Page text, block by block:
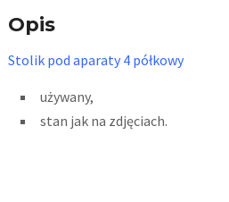
Opis
Stolik pod aparaty 4 półkowy
używany,
stan jak na zdjęciach.